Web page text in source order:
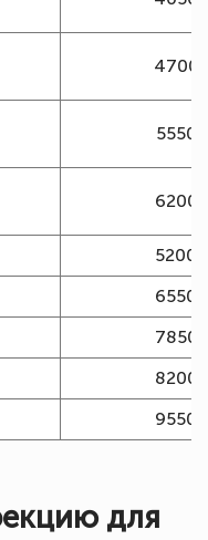
4700
5550
6200
5200
6550
7850
8200
9550
для